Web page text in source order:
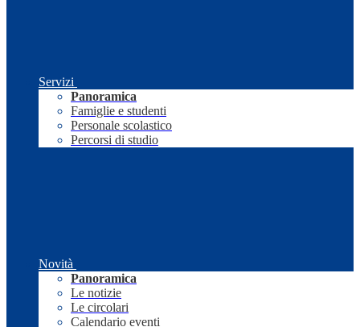
Servizi
Panoramica
Famiglie e studenti
Personale scolastico
Percorsi di studio
Novità
Panoramica
Le notizie
Le circolari
Calendario eventi